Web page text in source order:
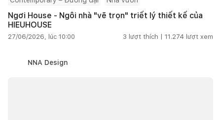
Ngơi House - Ngôi nhà "vẽ trọn" triết lý thiết kế của
HIEUHOUSE
27/06/2026, lúc 10:00 3 lượt thích | 11.274 lượt xem
NNA Design